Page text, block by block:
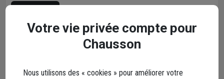
Votre vie privée compte pour
Chausson
Nous utilisons des « cookies » pour améliorer votre